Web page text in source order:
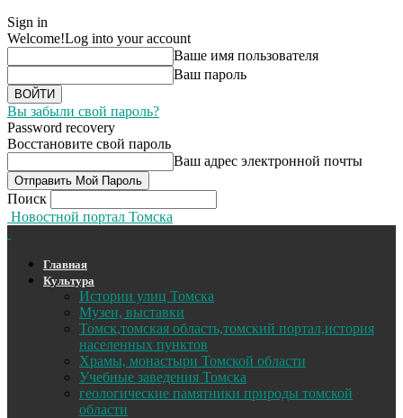
Sign in
Welcome!Log into your account
Ваше имя пользователя
Ваш пароль
Вы забыли свой пароль?
Password recovery
Восстановите свой пароль
Ваш адрес электронной почты
Поиск
Новостной портал Томска
Главная
Культура
Истории улиц Томска
Музеи, выставки
Томск,томская область,томский портал,история
населенных пунктов
Храмы, монастыри Томской области
Учебные заведения Томска
геологические памятники природы томской
области